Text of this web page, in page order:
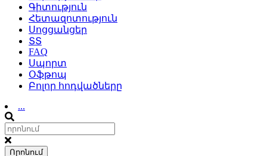
Գիտություն
Հետազոտություն
Սոցցանցեր
ՏՏ
FAQ
Սպորտ
Օֆթոպ
Բոլոր հոդվածները
...
Որոնում